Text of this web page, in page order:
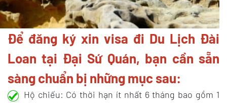
Để đăng ký xin visa đi Du Lịch Đài
Loan tại Đại Sứ Quán, bạn cần sẵn
sàng chuẩn bị những mục sau:
Hộ chiếu: Có thời hạn ít nhất 6 tháng bao gồm 1